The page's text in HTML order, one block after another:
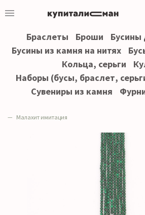
Браслеты Броши
Бусины
Бусины из камня на нитях
Кольца, серьги
Наборы (бусы, браслет,
Сувениры из камня
Малахит имитация